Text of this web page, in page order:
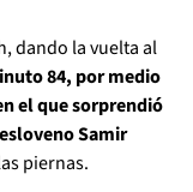
dando la vuelta al
84, por medio
el que sorprendió
Samir
piernas.